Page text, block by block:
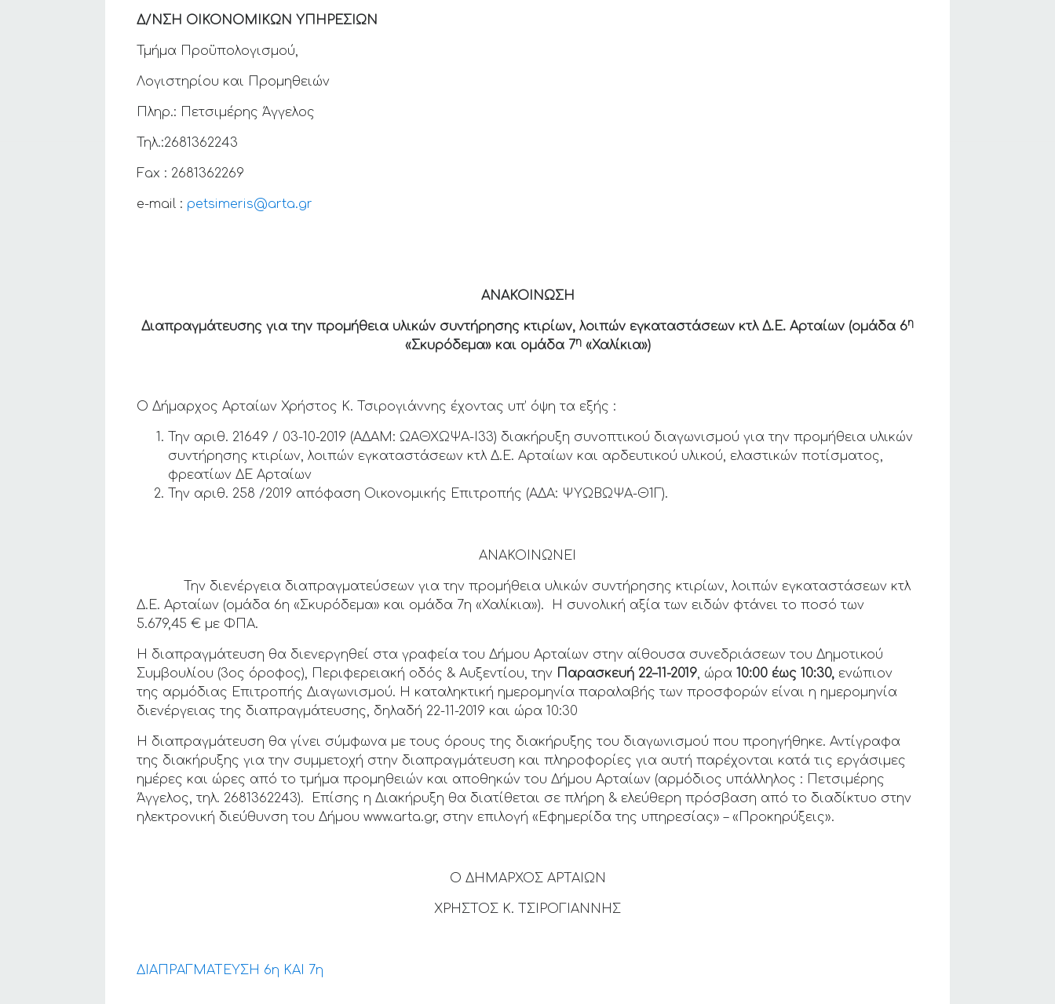
Δ/ΝΣΗ ΟΙΚΟΝΟΜΙΚΩΝ ΥΠΗΡΕΣΙΩΝ
Τμήμα Προϋπολογισμού,
Λογιστηρίου και Προμηθειών
Πληρ.: Πετσιμέρης Άγγελος
Τηλ.:2681362243
Fax : 2681362269
e-mail : petsimeris@arta.gr
ΑΝΑΚΟΙΝΩΣΗ
Διαπραγμάτευσης για την προμήθεια υλικών συντήρησης κτιρίων, λοιπών εγκαταστάσεων κτλ Δ.Ε. Αρταίων (ομάδα 6η
«Σκυρόδεμα» και ομάδα 7η«Χαλίκια»)
Ο Δήμαρχος Αρταίων Χρήστος Κ. Τσιρογιάννης έχοντας υπ’ όψη τα εξής :
Την αριθ. 21649 / 03-10-2019 (ΑΔΑM: ΩΑΘΧΩΨΑ-Ι33) διακήρυξη συνοπτικού διαγωνισμού για την προμήθεια υλικών
συντήρησης κτιρίων, λοιπών εγκαταστάσεων κτλ Δ.Ε. Αρταίων και αρδευτικού υλικού, ελαστικών ποτίσματος,
φρεατίων ΔΕ Αρταίων
Την αριθ. 258 /2019 απόφαση Οικονομικής Επιτροπής (ΑΔΑ: ΨΥΩΒΩΨΑ-Θ1Γ).
ΑΝΑΚΟΙΝΩΝΕΙ
Την διενέργεια διαπραγματεύσεων για την προμήθεια υλικών συντήρησης κτιρίων, λοιπών εγκαταστάσεων κτλ
Δ.Ε. Αρταίων (ομάδα 6η «Σκυρόδεμα» και ομάδα 7η «Χαλίκια»). Η συνολική αξία των ειδών φτάνει το ποσό των
5.679,45 € με ΦΠΑ.
Η διαπραγμάτευση θα διενεργηθεί στα γραφεία του Δήμου Αρταίων στην αίθουσα συνεδριάσεων του Δημοτικού
Συμβουλίου (3ος όροφος), Περιφερειακή οδός & Αυξεντίου, την Παρασκευή 22–11-2019, ώρα10:00 έως 10:30, ενώπιον
της αρμόδιας Επιτροπής Διαγωνισμού. Η καταληκτική ημερομηνία παραλαβής των προσφορών είναι η ημερομηνία
διενέργειας της διαπραγμάτευσης, δηλαδή 22-11-2019 και ώρα 10:30
Η διαπραγμάτευση θα γίνει σύμφωνα με τους όρους της διακήρυξης του διαγωνισμού που προηγήθηκε. Αντίγραφα
της διακήρυξης για την συμμετοχή στην διαπραγμάτευση και πληροφορίες για αυτή παρέχονται κατά τις εργάσιμες
ημέρες και ώρες από το τμήμα προμηθειών και αποθηκών του Δήμου Αρταίων (αρμόδιος υπάλληλος : Πετσιμέρης
Άγγελος, τηλ. 2681362243). Επίσης η Διακήρυξη θα διατίθεται σε πλήρη & ελεύθερη πρόσβαση από το διαδίκτυο στην
ηλεκτρονική διεύθυνση του Δήμου www.arta.gr, στην επιλογή «Εφημερίδα της υπηρεσίας» – «Προκηρύξεις».
Ο ΔΗΜΑΡΧΟΣ ΑΡΤΑΙΩΝ
ΧΡΗΣΤΟΣ Κ. ΤΣΙΡΟΓΙΑΝΝΗΣ
ΔΙΑΠΡΑΓΜΑΤΕΥΣΗ 6η ΚΑΙ 7η